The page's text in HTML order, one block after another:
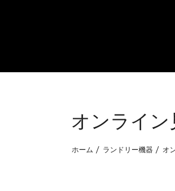
オンライン
ホーム ランドリー機器 オ